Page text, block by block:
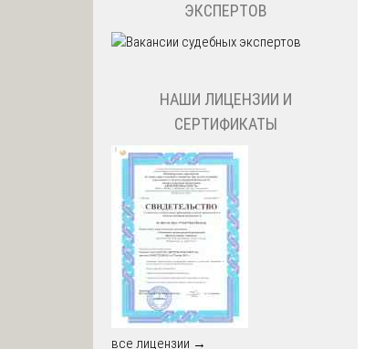
ЭКСПЕРТОВ
НАШИ ЛИЦЕНЗИИ И
СЕРТИФИКАТЫ
все лицензии →